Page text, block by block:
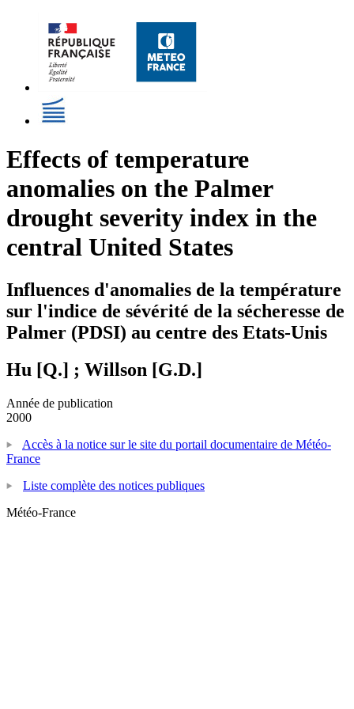
Effects of temperature
anomalies on the Palmer
drought severity index in the
central United States
Influences d'anomalies de la température
sur l'indice de sévérité de la sécheresse de
Palmer (PDSI) au centre des Etats-Unis
Hu [Q.] ; Willson [G.D.]
Année de publication
2000
Accès à la notice sur le site du portail documentaire de Météo-
France
Liste complète des notices publiques
Météo-France